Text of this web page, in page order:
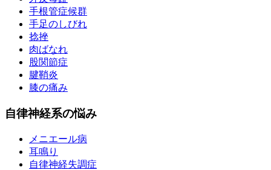
手根管症候群
手足のしびれ
捻挫
肉ばなれ
股関節症
腱鞘炎
膝の痛み
自律神経系の悩み
メニエール病
耳鳴り
自律神経失調症